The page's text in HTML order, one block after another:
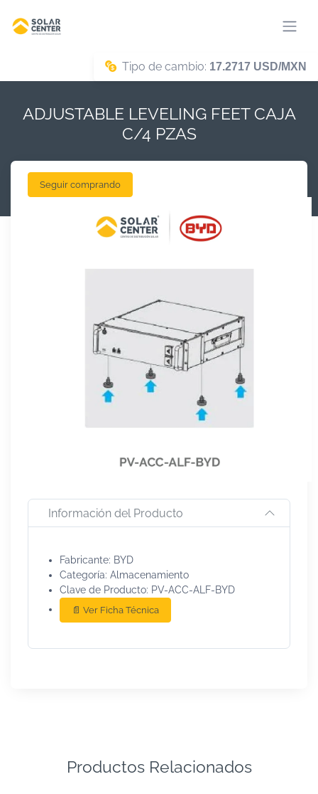
Tipo de cambio: 17.2717 USD/MXN
ADJUSTABLE LEVELING FEET CAJA
C/4 PZAS
Seguir comprando
Información del Producto
Fabricante: BYD
Categoría: Almacenamiento
Clave de Producto: PV-ACC-ALF-BYD
📄 Ver Ficha Técnica
Productos Relacionados